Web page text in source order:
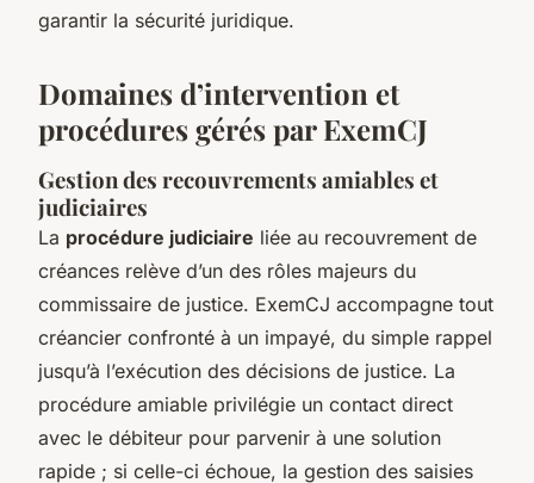
garantir la sécurité juridique.
Domaines d’intervention et
procédures gérés par ExemCJ
Gestion des recouvrements amiables et
judiciaires
La procédure judiciaire liée au recouvrement de
créances relève d’un des rôles majeurs du
commissaire de justice. ExemCJ accompagne tout
créancier confronté à un impayé, du simple rappel
jusqu’à l’exécution des décisions de justice. La
procédure amiable privilégie un contact direct
avec le débiteur pour parvenir à une solution
rapide ; si celle-ci échoue, la gestion des saisies